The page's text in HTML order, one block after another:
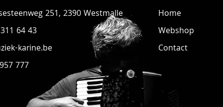
251, 2390 Westmalle
64 43
karine.be
777
Home
Webshop
Contact